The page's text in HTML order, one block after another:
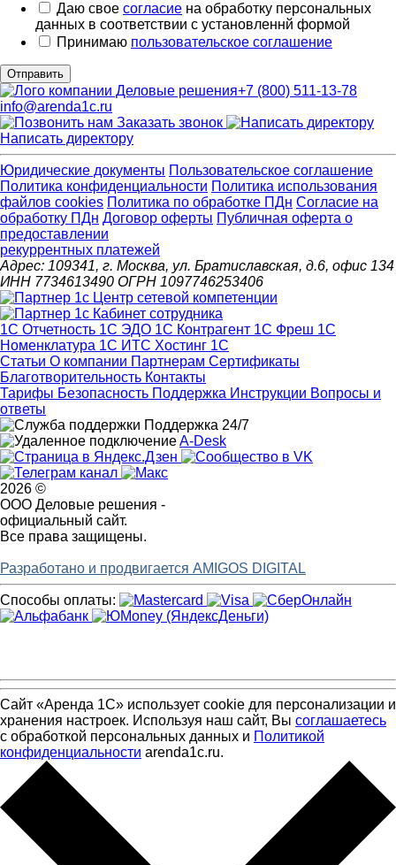
Даю свое согласие на обработку персональных
данных в соответствии с установленнй формой
Принимаю пользовательское соглашение
Отправить
+7 (800) 511-13-78
info@arenda1c.ru
Заказать звонок
Написать директору
Юридические документы Пользовательское соглашение
Политика конфиденциальности Политика использования
файлов cookies Политика по обработке ПДн Cогласие на
обработку ПДн Договор оферты Публичная оферта о
предоставлении
рекуррентных платежей
Адрес: 109341, г. Москва, ул. Братиславская, д.6, офис 134
ИНН 7734613490 ОГРН 1097746253406
1С Отчетность 1С ЭДО 1С Контрагент 1С Фреш 1С
Номенклатура 1С ИТС Хостинг 1С
Статьи О компании Партнерам Сертификаты
Благотворительность Контакты
Тарифы Безопасность Поддержка Инструкции Вопросы и
ответы
Поддержка 24/7
A-Desk
2026 ©
ООО Деловые решения -
официальный сайт.
Все права защищены.
Разработано и продвигается AMIGOS DIGITAL
Способы оплаты:
Сайт «Аренда 1С» использует cookie для персонализации и
хранения настроек. Используя наш сайт, Вы соглашаетесь
с обработкой персональных данных и Политикой
конфиденциальности arenda1c.ru.